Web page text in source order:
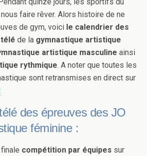
faire rêver. Alors histoire de ne
de gym, voici le calendrier des
de la gymnastique artistique
artistique masculine ainsi
rythmique. A noter que toutes les
sont retransmises en direct sur
des épreuves des JO
féminine :
compétition par équipes sur